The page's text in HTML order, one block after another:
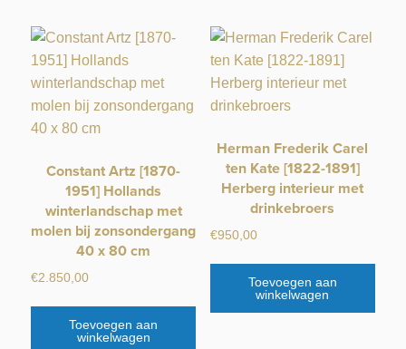
Constant Artz [1870-
1951] Hollands
winterlandschap met
molen bij zonsondergang
40 x 80 cm
€2.850,00
Toevoegen aan
winkelwagen
Herman Frederik Carel
ten Kate [1822-1891]
Herberg interieur met
drinkebroers
€950,00
Toevoegen aan
winkelwagen